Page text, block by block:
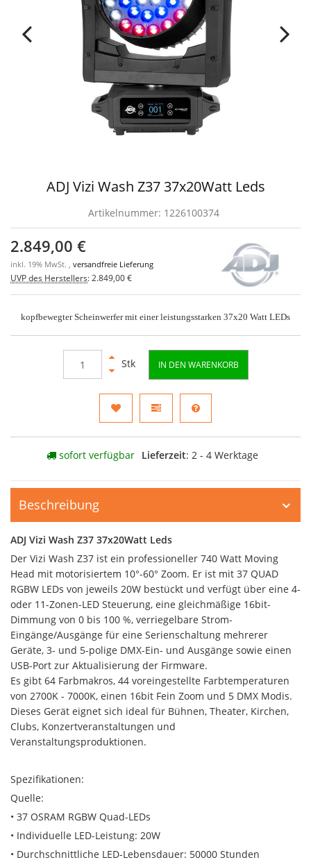
ADJ Vizi Wash Z37 37x20Watt Leds
Artikelnummer: 1226100374
2.849,00 €
inkl. 19% MwSt. , versandfreie Lieferung
UVP des Herstellers: 2.849,00 €
kopfbewegter Scheinwerfer mit einer leistungsstarken 37x20 Watt LEDs
Stk IN DEN WARENKORB
sofort verfügbar Lieferzeit: 2 - 4 Werktage
Beschreibung
ADJ Vizi Wash Z37 37x20Watt Leds
Der Vizi Wash Z37 ist ein professioneller 740 Watt Moving
Head mit motorisiertem 10°-60° Zoom. Er ist mit 37 QUAD
RGBW LEDs von jeweils 20W bestückt und verfügt über eine 4-
oder 11-Zonen-LED Steuerung, eine gleichmäßige 16bit-
Dimmung von 0 bis 100 %, verriegelbare Strom-
Eingänge/Ausgänge für eine Serienschaltung mehrerer
Geräte, 3- und 5-polige DMX-Ein- und Ausgänge sowie einen
USB-Port zur Aktualisierung der Firmware.
Es gibt 64 Farbmakros, 44 voreingestellte Farbtemperaturen
von 2700K - 7000K, einen 16bit Fein Zoom und 5 DMX Modis.
Dieses Gerät eignet sich ideal für Bühnen, Theater, Kirchen,
Clubs, Konzertveranstaltungen und
Veranstaltungsproduktionen.
Spezifikationen:
Quelle:
• 37 OSRAM RGBW Quad-LEDs
• Individuelle LED-Leistung: 20W
• Durchschnittliche LED-Lebensdauer: 50000 Stunden